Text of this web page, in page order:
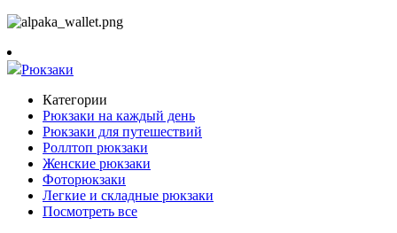
Рюкзаки
Категории
Рюкзаки на каждый день
Рюкзаки для путешествий
Роллтоп рюкзаки
Женские рюкзаки
Фоторюкзаки
Легкие и складные рюкзаки
Посмотреть все